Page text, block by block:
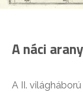
A náci
A II.